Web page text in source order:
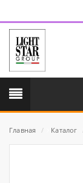
Главная / Каталог